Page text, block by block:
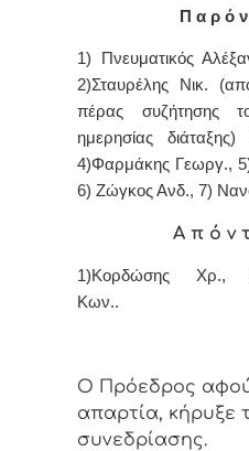
Π α ρ ό ν
1) Πνευματικός
2)Σταυρέλης Νικ.
πέρας συζήτησης
ημερησίας διάταξης)
4)Φαρμάκης Γεωργ.,
6) Ζώγκος Ανδ., 7)
Α π ό ν
1)Κορδώσης Χρ.,
Κων..
Ο Πρόεδρος
απαρτία, κήρυξε
συνεδρίασης.